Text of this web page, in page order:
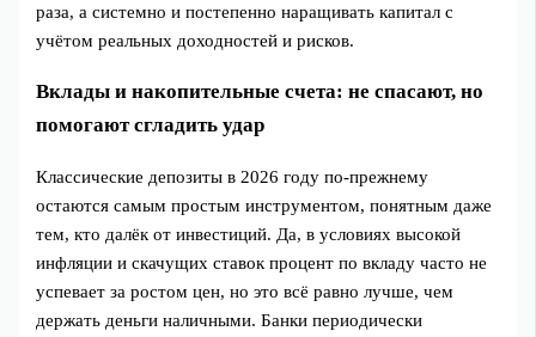
раза, а системно и постепенно наращивать капитал с
учётом реальных доходностей и рисков.
Вклады и накопительные счета: не спасают, но
помогают сгладить удар
Классические депозиты в 2026 году по-прежнему
остаются самым простым инструментом, понятным даже
тем, кто далёк от инвестиций. Да, в условиях высокой
инфляции и скачущих ставок процент по вкладу часто не
успевает за ростом цен, но это всё равно лучше, чем
держать деньги наличными. Банки периодически